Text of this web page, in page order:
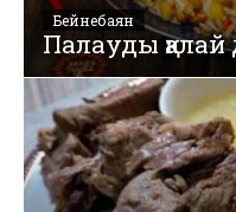
Бейнебаян
Палауды